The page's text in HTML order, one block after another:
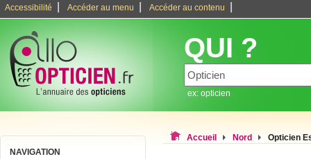
Accessibilité Accéder au menu Accéder au contenu
QUI ?
ex: opticien
NAVIGATION
Accueil Nord Opticien